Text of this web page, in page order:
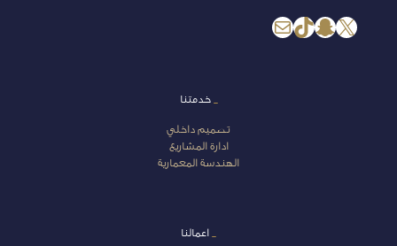
إكس
سناب شاتتيك توكبريد
خدمتنا
تصميم داخلي
ادارة المشاريع
الهندسة المعمارية
اعمالنا